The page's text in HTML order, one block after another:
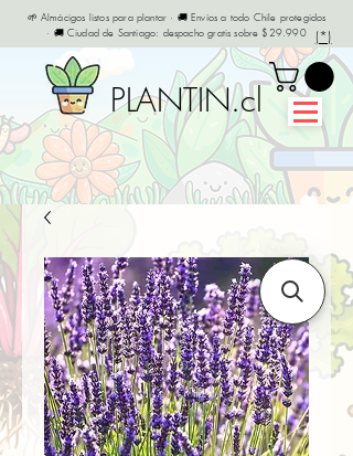
🌱 Almácigos listos para plantar · 🚚 Envíos a todo Chile protegidos
· 🚚 Ciudad de Santiago: despacho gratis sobre $29.990
(*)
PLANTIN.cl